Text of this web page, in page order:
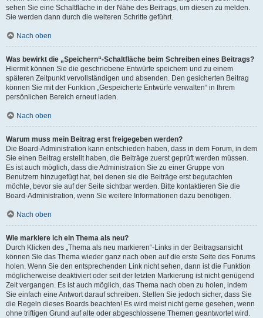
sehen Sie eine Schaltfläche in der Nähe des Beitrags, um diesen zu melden.
Sie werden dann durch die weiteren Schritte geführt.
Nach oben
Was bewirkt die „Speichern“-Schaltfläche beim Schreiben eines Beitrags?
Hiermit können Sie die geschriebene Entwürfe speichern und zu einem
späteren Zeitpunkt vervollständigen und absenden. Den gesicherten Beitrag
können Sie mit der Funktion „Gespeicherte Entwürfe verwalten“ in Ihrem
persönlichen Bereich erneut laden.
Nach oben
Warum muss mein Beitrag erst freigegeben werden?
Die Board-Administration kann entschieden haben, dass in dem Forum, in dem
Sie einen Beitrag erstellt haben, die Beiträge zuerst geprüft werden müssen.
Es ist auch möglich, dass die Administration Sie zu einer Gruppe von
Benutzern hinzugefügt hat, bei denen sie die Beiträge erst begutachten
möchte, bevor sie auf der Seite sichtbar werden. Bitte kontaktieren Sie die
Board-Administration, wenn Sie weitere Informationen dazu benötigen.
Nach oben
Wie markiere ich ein Thema als neu?
Durch Klicken des „Thema als neu markieren“-Links in der Beitragsansicht
können Sie das Thema wieder ganz nach oben auf die erste Seite des Forums
holen. Wenn Sie den entsprechenden Link nicht sehen, dann ist die Funktion
möglicherweise deaktiviert oder seit der letzten Markierung ist nicht genügend
Zeit vergangen. Es ist auch möglich, das Thema nach oben zu holen, indem
Sie einfach eine Antwort darauf schreiben. Stellen Sie jedoch sicher, dass Sie
die Regeln dieses Boards beachten! Es wird meist nicht gerne gesehen, wenn
ohne triftigen Grund auf alte oder abgeschlossene Themen geantwortet wird.